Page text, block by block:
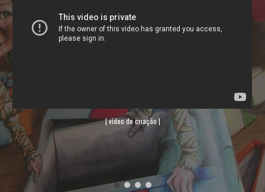
| vídeo de criação |